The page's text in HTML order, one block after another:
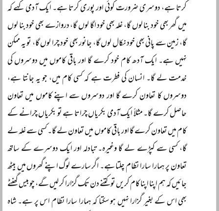
کرتا ہے، دوسری ضرورت کوئی اور پوری کرتا ہے۔ ایک آدمی کہے کہ
میں گھر بھی خود بنا لوں گا، غلہ بھی خود اگا لوں گا، دروازے بھی خود بنا لوں
گا، زمین سے پانی بھی خود نکال لوں گا، جانور بھی خود چرا لوں گا، تو یہ ممکن
نہیں ہے۔ ایک آدھ کام خود کرے گا اور باقی کاموں میں دوسروں کی
خدمت لے گا۔ انسان کی فطرت ہے کہ کسی کام میں، جو یہ جانتا ہے،
دوسروں کا تعاون کرے گا اور دوسروں سے اپنے کاموں میں تعاون
حاصل کرے گا۔ مثلاً ایک آدمی بکریاں چراتا ہے تو بکریاں چرانے کے
کام میں تعاون کرے گا اور باقی کاموں میں تعاون لے گا۔ کسی سے غلہ لے
گا، کسی سے کپڑے لے گا وغیرہ۔ تبادلہ اور ایک دوسرے کے ساتھ
تعاون پر ہمارا سارا نظام چلتا ہے۔ اگر سارے لوگ اپنے گھروں میں بیٹھ
جائیں کہ ہم اپنا اپنا کام کریں تو کتنے دن تک گزارا کر لیں گے، چوبیس گھنٹے
بھی اس کے بغیر گزارا نہیں ہو سکتا کہ ہمارا سارا نظام اس پر ہے۔ شاہ